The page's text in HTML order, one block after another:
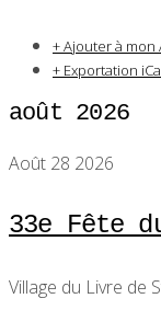
+ Ajouter à mon
+ Exportation
août 2026
Août 28 2026
33e Fête
Village du Livre de